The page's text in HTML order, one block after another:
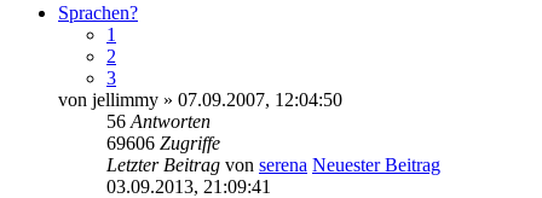
Sprachen?
1
2
3
von jellimmy » 07.09.2007, 12:04:50
56 Antworten
69606 Zugriffe
Letzter Beitrag von serena Neuester Beitrag
03.09.2013, 21:09:41